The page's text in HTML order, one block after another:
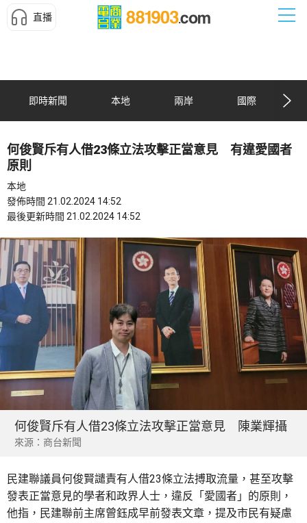
直播
即時新聞 本地 兩岸 國際
何俊賢斥有人借23條立法攻擊正當意見 有違愛國者
原則
本地
發佈時間 21.02.2024 14:52
最後更新時間 21.02.2024 14:52
何俊賢斥有人借23條立法攻擊正當意見 陳業輝攝
來源：商台新聞
民建聯議員何俊賢譴責有人借23條立法搏取流量，甚至攻擊
發表正當意見的學者和政界人士，違反「愛國者」的原則，
他指，民建聯前主席曾鈺成早前發表文章，提及市民有疑慮